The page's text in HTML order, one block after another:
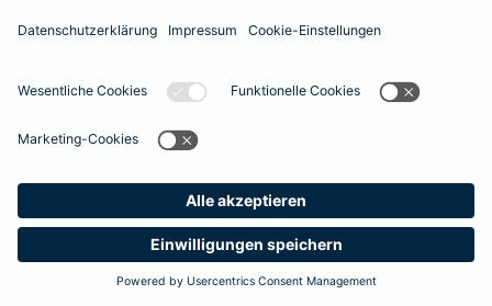
Suche Produkte
Barmenia
365 Tage / 24 Stunden